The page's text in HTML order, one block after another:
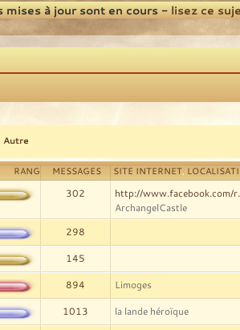
mises à jour sont en cours -lisez ce
Autre
RANG MESSAGES SITE INTERNET,
302
http://www.facebook.com/
ArchangelCastle
298
145
894 Limoges
1013 la lande héroïque